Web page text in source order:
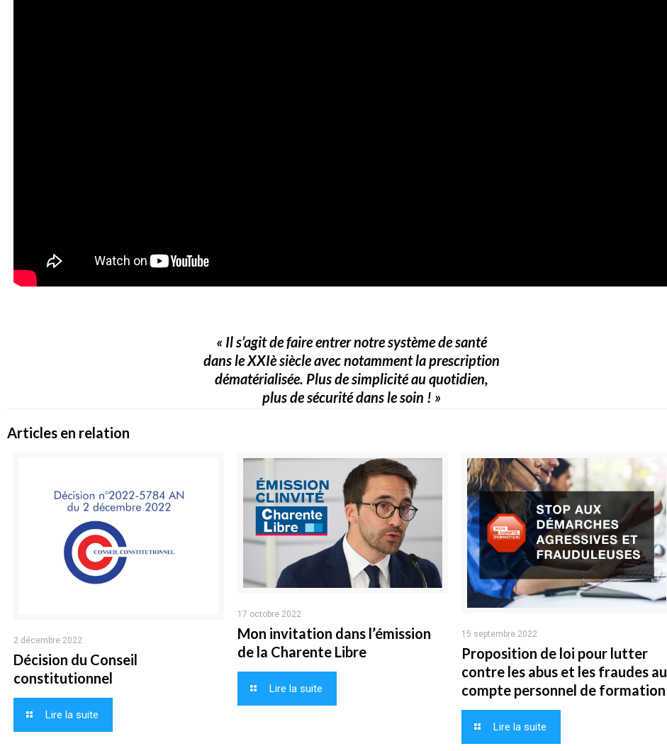
« Il s’agit de faire entrer notre système de santé
dans le XXIè siècle avec notamment la prescription
dématérialisée. Plus de simplicité au quotidien,
plus de sécurité dans le soin ! »
Articles en relation
2 décembre 2022
Décision du Conseil
constitutionnel
Lire la suite
17 octobre 2022
Mon invitation dans l’émission
de la Charente Libre
Lire la suite
15 septembre 2022
Proposition de loi pour lutter
contre les abus et les fraudes au
compte personnel de formation
Lire la suite